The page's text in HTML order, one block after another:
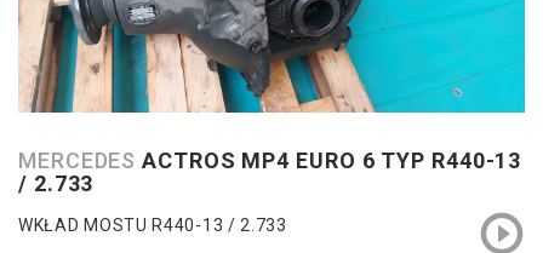
MERCEDESACTROS MP4 EURO 6 TYP R440-13
/ 2.733
WKŁAD MOSTU R440-13 / 2.733